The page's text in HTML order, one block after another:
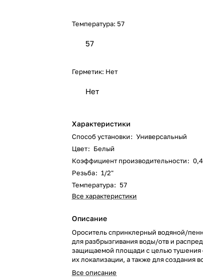
Температура: 57
57
Герметик: Нет
Нет
Характеристики
Способ установки: Универсальный
Цвет: Белый
Коэффициент производительности:
Резьба: 1/2"
Температура: 57
Все характеристики
Описание
Ороситель спринклерный водяной/
для разбрызгивания воды/отв и
защищаемой площади с целью тушения
их локализации, а также для создания
автоматических установках
Все описание